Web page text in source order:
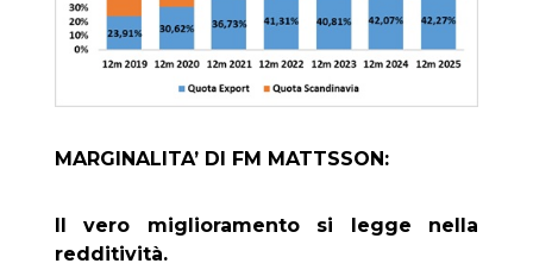
MARGINALITA’ DI FM MATTSSON:
Il vero miglioramento si legge nella
redditività.